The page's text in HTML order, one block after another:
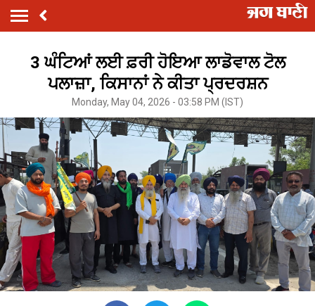
3 ਘੰਟਿਆਂ ਲਈ ਫ਼ਰੀ ਹੋਇਆ ਲਾਡੋਵਾਲ ਟੋਲ
ਪਲਾਜ਼ਾ, ਕਿਸਾਨਾਂ ਨੇ ਕੀਤਾ ਪ੍ਰਦਰਸ਼ਨ
Monday, May 04, 2026 - 03:58 PM (IST)